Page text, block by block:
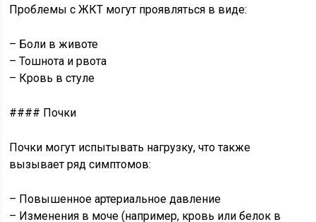
Проблемы с ЖКТ могут проявляться в виде:
– Боли в животе
– Тошнота и рвота
– Кровь в стуле
#### Почки
Почки могут испытывать нагрузку, что также
вызывает ряд симптомов:
– Повышенное артериальное давление
– Изменения в моче (например, кровь или белок в